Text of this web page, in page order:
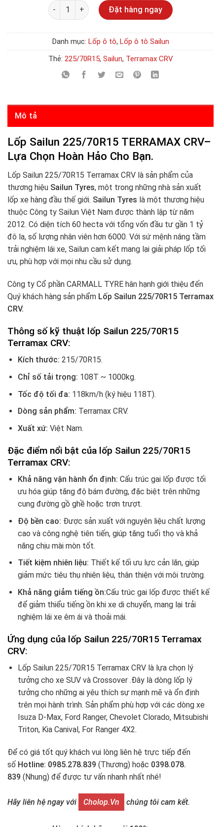
Số lượng Đặt hàng ngay
Danh mục: Lốp ô tô, Lốp ô tô Sailun
Thẻ: 225/70R15, Sailun, Terramax CRV
Mô tả
Lốp Sailun 225/70R15 TERRAMAX CRV–
Lựa Chọn Hoàn Hảo Cho Bạn.
Lốp Sailun 225/70R15 Terramax CRV là sản phẩm của
thương hiệu Sailun Tyres, một trong những nhà sản xuất
lốp xe hàng đầu thế giới. Sailun Tyres là một thương hiệu
thuộc Công ty Sailun Việt Nam được thành lập từ năm
2012. Có diện tích 60 hecta với tổng vốn đầu tư gần 1 tỷ
đô la, số lượng nhân viên hơn 6000. Với sứ mệnh nâng tầm
trải nghiệm lái xe, Sailun cam kết mang lại giải pháp lốp tối
ưu, phù hợp với mọi nhu cầu sử dụng.
Công ty Cổ phần CARMALL TYRE hân hạnh giới thiệu đến
Quý khách hàng sản phẩm Lốp Sailun 225/70R15 Terramax
CRV.
Thông số kỹ thuật lốp Sailun 225/70R15
Terramax CRV:
Kích thước: 215/70R15.
Chỉ số tải trọng: 108T ~ 1000kg.
Tốc độ tối đa: 118km/h (ký hiệu 118T).
Dòng sản phẩm: Terramax CRV.
Xuất xứ: Việt Nam.
Đặc điểm nổi bật của lốp Sailun 225/70R15
Terramax CRV:
Khả năng vận hành ổn định: Cấu trúc gai lốp được tối
ưu hóa giúp tăng độ bám đường, đặc biệt trên những
cung đường gồ ghề hoặc trơn trượt.
Độ bền cao: Được sản xuất với nguyên liệu chất lượng
cao và công nghệ tiên tiến, giúp tăng tuổi thọ và khả
năng chịu mài mòn tốt.
Tiết kiệm nhiên liệu: Thiết kế tối ưu lực cản lăn, giúp
giảm mức tiêu thụ nhiên liệu, thân thiện với môi trường.
Khả năng giảm tiếng ồn:Cấu trúc gai lốp được thiết kế
để giảm thiểu tiếng ồn khi xe di chuyển, mang lại trải
nghiệm lái xe êm ái và thoải mái.
Ứng dụng của lốp Sailun 225/70R15 Terramax
CRV:
Lốp Sailun 225/70R15 Terramax CRV là lựa chọn lý
tưởng cho xe SUV và Crossover .Đây là dòng lốp lý
tưởng cho những ai yêu thích sự mạnh mẽ và ổn định
trên mọi hành trình. Sản phẩm phù hợp với các dòng xe
Isuza D-Max, Ford Ranger, Chevolet Clorado, Mitsubishi
Triton, Kia Canival, For Ranger 4X2.
Để có giá tốt quý khách vui lòng liên hệ trực tiếp đến
số Hotline: 0985.278.839 (Thương) hoặc 0398.078.
839 (Nhung) để được tư vấn nhanh nhất nhé!
Hãy liên hệ ngay với Cholop.vn chúng tôi cam kết.